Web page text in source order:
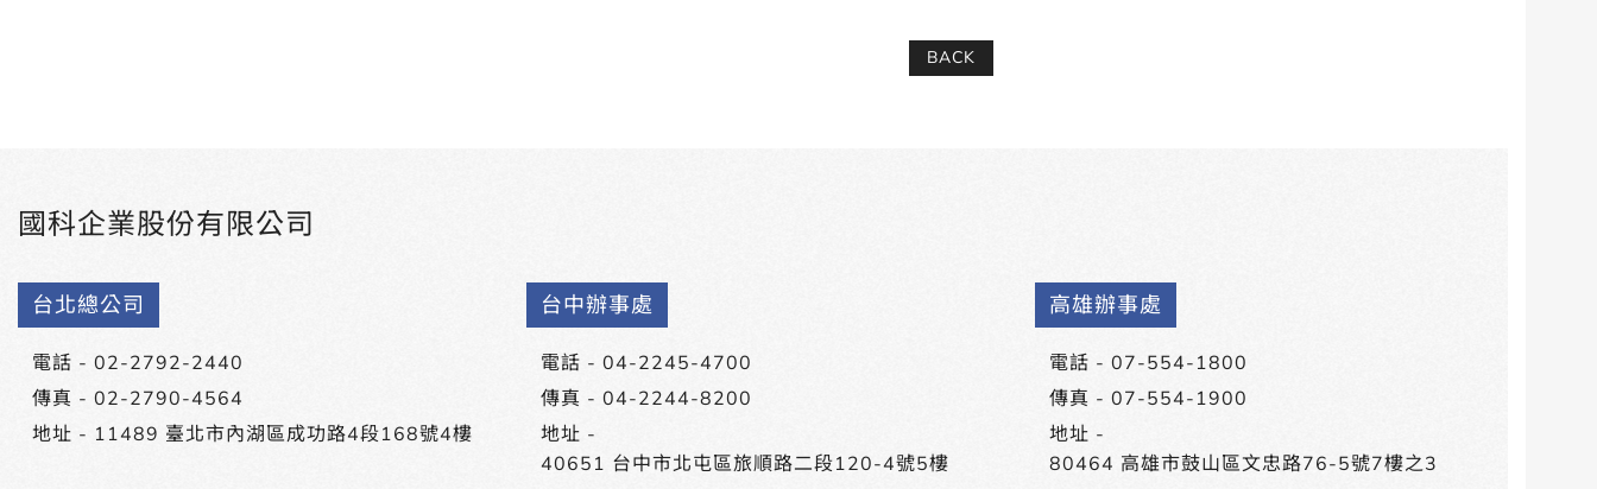
BACK
國科企業股份有限公司
台北總公司
電話 - 02-2792-2440
傳真 - 02-2790-4564
地址 - 11489 臺北市內湖區成功路4段168號4樓
台中辦事處
電話 - 04-2245-4700
傳真 - 04-2244-8200
地址 -
40651 台中市北屯區旅順路二段120-4號5樓
高雄辦事處
電話 - 07-554-1800
傳真 - 07-554-1900
地址 -
80464 高雄市鼓山區文忠路76-5號7樓之3